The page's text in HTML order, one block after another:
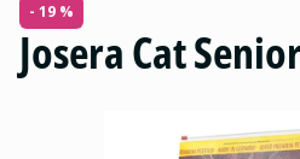
- 19 %
Josera Cat